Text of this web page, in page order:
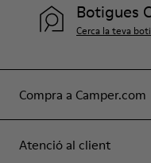
Compra a Camper.com
Atenció al client
Botigues
Cerca la teva